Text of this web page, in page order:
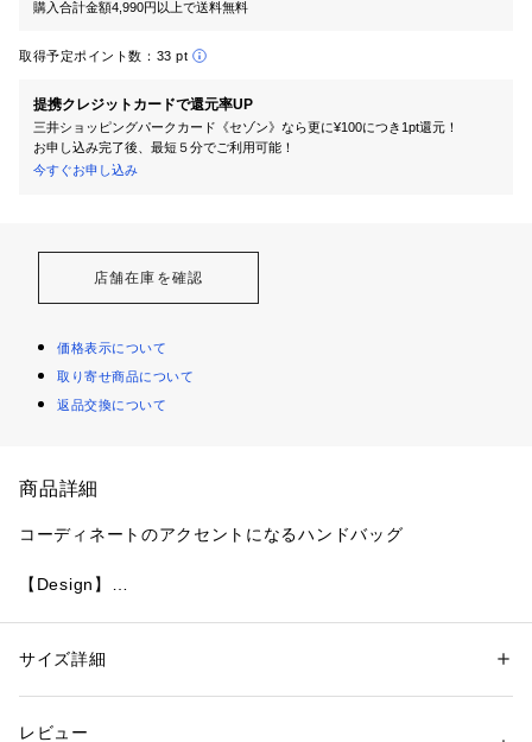
購入合計金額4,990円以上で送料無料
取得予定ポイント数： 33 pt
提携クレジットカードで還元率UP
三井ショッピングパークカード《セゾン》なら更に¥100につき1pt還元！
お申し込み完了後、最短５分でご利用可能！
今すぐお申し込み
店舗在庫を確認
価格表示について
取り寄せ商品について
返品交換について
商品詳細
コーディネートのアクセントになるハンドバッグ
【Design】
軽やかな質感ながら、しっかりと編み込まれた安定感のある仕
かなアクセント。リボンやチャームは取り外しができるので、
性別：レディース
素材：本体 : ポリプロピレン100%附属 : 綿100%合金
サイズ詳細
レビュー